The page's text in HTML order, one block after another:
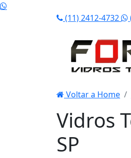
(11) 2412-4732
Voltar a Home
Vidros
SP